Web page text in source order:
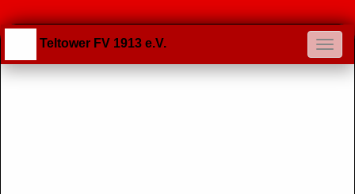
Teltower FV 1913 e.V.